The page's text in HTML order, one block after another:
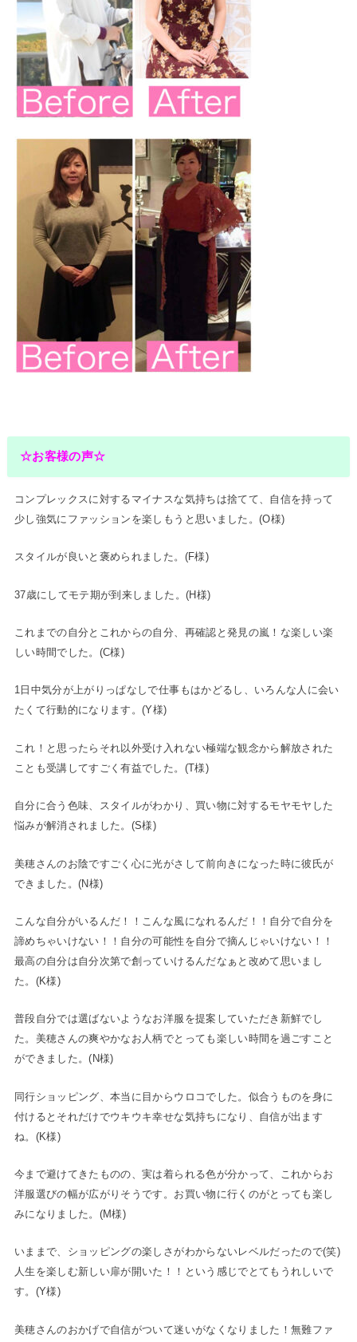
☆お客様の声☆
コンプレックスに対するマイナスな気持ちは捨てて、自信を持って
少し強気にファッションを楽しもうと思いました。(O様)
スタイルが良いと褒められました。(F様)
37歳にしてモテ期が到来しました。(H様)
これまでの自分とこれからの自分、再確認と発見の嵐！な楽しい楽
しい時間でした。(C様)
1日中気分が上がりっぱなしで仕事もはかどるし、いろんな人に会い
たくて行動的になります。(Y様)
これ！と思ったらそれ以外受け入れない極端な観念から解放された
ことも受講してすごく有益でした。(T様)
自分に合う色味、スタイルがわかり、買い物に対するモヤモヤした
悩みが解消されました。(S様)
美穂さんのお陰ですごく心に光がさして前向きになった時に彼氏が
できました。(N様)
こんな自分がいるんだ！！こんな風になれるんだ！！自分で自分を
諦めちゃいけない！！自分の可能性を自分で摘んじゃいけない！！
最高の自分は自分次第で創っていけるんだなぁと改めて思いまし
た。(K様)
普段自分では選ばないようなお洋服を提案していただき新鮮でし
た。美穂さんの爽やかなお人柄でとっても楽しい時間を過ごすこと
ができました。(N様)
同行ショッピング、本当に目からウロコでした。似合うものを身に
付けるとそれだけでウキウキ幸せな気持ちになり、自信が出ます
ね。(K様)
今まで避けてきたものの、実は着られる色が分かって、これからお
洋服選びの幅が広がりそうです。お買い物に行くのがとっても楽し
みになりました。(M様)
いままで、ショッピングの楽しさがわからないレベルだったので(笑)
人生を楽しむ新しい扉が開いた！！という感じでとてもうれしいで
す。(Y様)
美穂さんのおかげで自信がついて迷いがなくなりました！無難ファ